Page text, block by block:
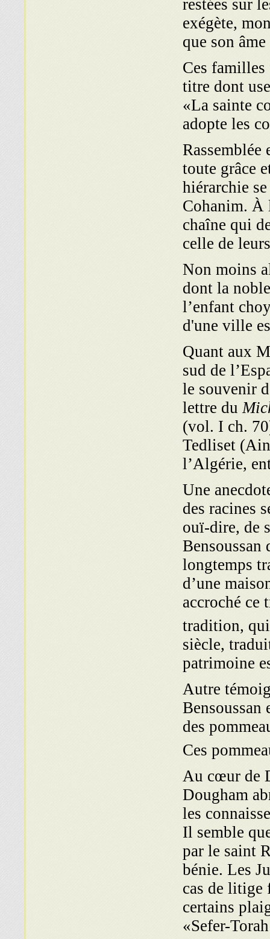
restées sur
exégète,
que son
Ces
titre dont
«La sainte
adopte les
Rassemblée
toute grâce
hiérarchie
Cohanim. À
chaîne qui
celle de
Non moins
dont la
l’enfant
d'une ville
Quant aux
sud de
le souvenir
lettre du
(vol. I ch.
Tedliset
l’Algérie,
Une
des racines
ouï-dire, de
longtemps
d’une
accroché ce
tradition, qui
siècle,
patrimoine
Autre
Bensoussan
des
Ces
Au cœur de
Dougham
les
Il semble
par le saint
bénie. Les
cas de litige
certains
«Sefer-